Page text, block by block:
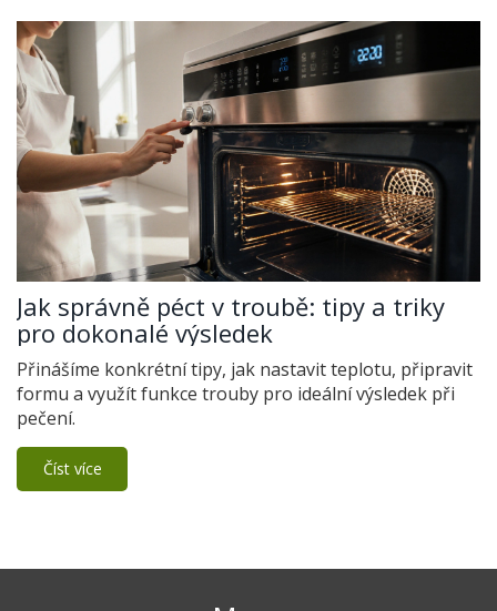
Jak správně péct v troubě: tipy a triky
pro dokonalé výsledek
Přinášíme konkrétní tipy, jak nastavit teplotu, připravit
formu a využít funkce trouby pro ideální výsledek při
pečení.
Číst více